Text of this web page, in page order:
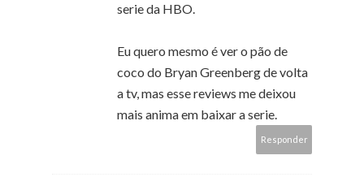
serie da HBO.
Eu quero mesmo é ver o pão de
coco do Bryan Greenberg de volta
a tv, mas esse reviews me deixou
mais anima em baixar a serie.
Responder